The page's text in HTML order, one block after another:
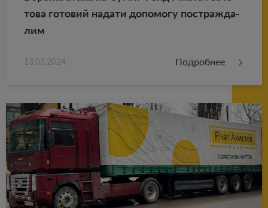
то­ва го­то­вий на­да­ти до­по­мо­гу по­ст­раж­да­
лим
13.03.2024 Подробнее